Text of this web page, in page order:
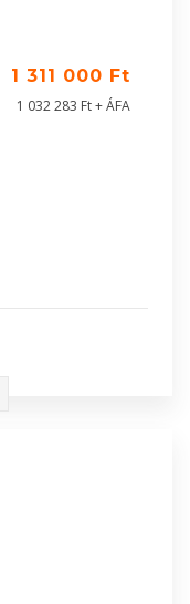
1 311 000 Ft
1 032 283 Ft + ÁFA